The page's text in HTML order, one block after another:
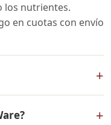
los nutrientes.
en cuotas con envío
+
las de Rena
+